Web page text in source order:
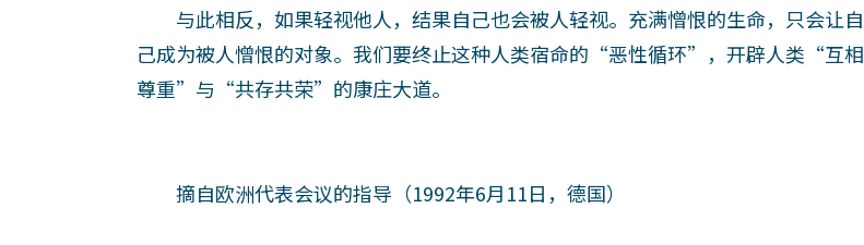
与此相反，如果轻视他人，结果自己也会被人轻视。充满憎恨的生命，只会让自
己成为被人憎恨的对象。我们要终止这种人类宿命的“恶性循环”，开辟人类“互相
尊重”与“共存共荣”的康庄大道。
摘自欧洲代表会议的指导（1992年6月11日，德国）